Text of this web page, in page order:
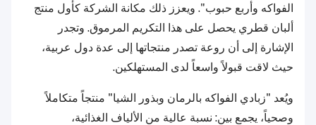
الفواكه وأربع حبوب". ويعزز ذلك مكانة الشركة كأول منتج
ألبان قطري يحصل على هذا التكريم المرموق. وتجدر
الإشارة إلى أن روعة تصدر منتجاتها إلى عدة دول عربية،
حيث لاقت قبولاً واسعاً لدى المستهلكين.
ويُعد "زبادي الفواكه بالرمان وبذور الشيا" منتجاً متكاملاً
وصحياً، يجمع بين: نسبة عالية من الألياف الغذائية،